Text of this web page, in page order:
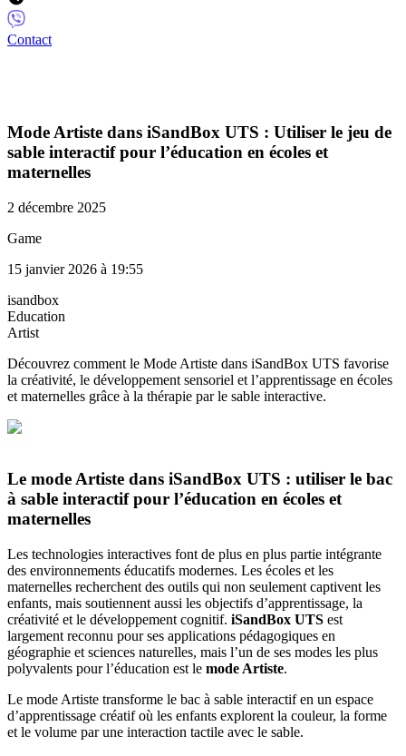
Contact
Mode Artiste dans iSandBox UTS : Utiliser le jeu de
sable interactif pour l’éducation en écoles et
maternelles
2 décembre 2025
Game
15 janvier 2026 à 19:55
isandbox
Education
Artist
Découvrez comment le Mode Artiste dans iSandBox UTS favorise
la créativité, le développement sensoriel et l’apprentissage en écoles
et maternelles grâce à la thérapie par le sable interactive.
Le mode Artiste dans iSandBox UTS : utiliser le bac
à sable interactif pour l’éducation en écoles et
maternelles
Les technologies interactives font de plus en plus partie intégrante
des environnements éducatifs modernes. Les écoles et les
maternelles recherchent des outils qui non seulement captivent les
enfants, mais soutiennent aussi les objectifs d’apprentissage, la
créativité et le développement cognitif. iSandBox UTS est
largement reconnu pour ses applications pédagogiques en
géographie et sciences naturelles, mais l’un de ses modes les plus
polyvalents pour l’éducation est le mode Artiste.
Le mode Artiste transforme le bac à sable interactif en un espace
d’apprentissage créatif où les enfants explorent la couleur, la forme
et le volume par une interaction tactile avec le sable.